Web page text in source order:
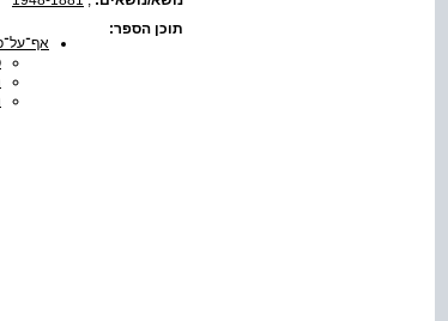
תוכן הספר: